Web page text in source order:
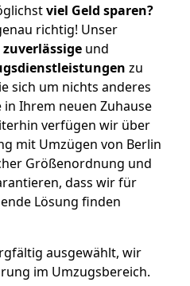
viel Geld sparen?
richtig! Unser
zuverlässige und
zu
sich um nichts anderes
Ihrem neuen Zuhause
verfügen wir über
mit Umzügen von Berlin
Größenordnung und
dass wir für
Lösung finden
ausgewählt, wir
im Umzugsbereich.